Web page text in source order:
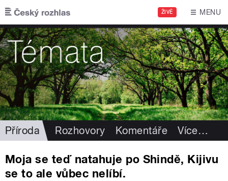
Přejít k hlavnímu obsahu
ŽIVĚ MENU
Příroda Rozhovory Komentáře Více…
Moja se teď natahuje po Shindě, Kijivu
se to ale vůbec nelíbí.